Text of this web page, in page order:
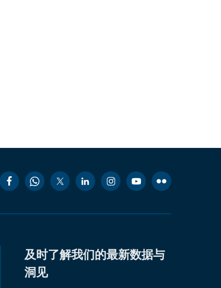
及时了解我们的最新数据与
洞见